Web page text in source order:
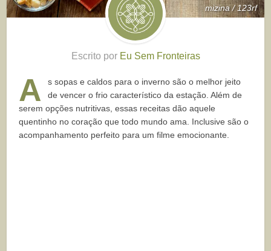
mizina / 123rf
Escrito por Eu Sem Fronteiras
A
s sopas e caldos para o inverno são o melhor jeito
de vencer o frio característico da estação. Além de
serem opções nutritivas, essas receitas dão aquele
quentinho no coração que todo mundo ama. Inclusive são o
acompanhamento perfeito para um filme emocionante.